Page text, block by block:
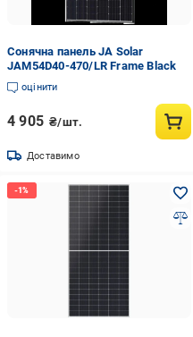
Сонячна панель JA Solar
JAM54D40-470/LR Frame Black
оцінити
4 905 ₴/шт.
Доставимо